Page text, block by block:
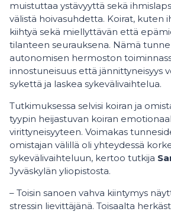
muistuttaa ystävyyttä sekä
välistä hoivasuhdetta. Koirat, kuten
kiihtyä sekä miellyttävän että
tilanteen seurauksena. Nämä
autonomisen hermoston
innostuneisuus että jännittyneisyys
sykettä ja laskea sykevälivaihtelua.
Tutkimuksessa selvisi koiran ja
tyypin heijastuvan koiran
virittyneisyyteen. Voimakas
omistajan välillä oli yhteydessä
sykevälivaihteluun, kertoo tutkija
Jyväskylän yliopistosta.
– Toisin sanoen vahva kiintymys
stressin lievittäjänä. Toisaalta